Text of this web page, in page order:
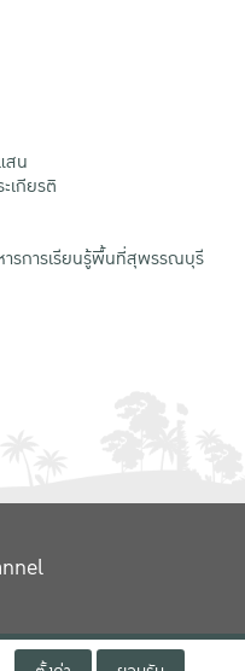
สน
เกียรติ
ารการเรียนรู้พื้นที่สุพรรณบุรี